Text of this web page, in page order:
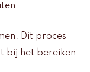
Dit proces
bij het bereiken